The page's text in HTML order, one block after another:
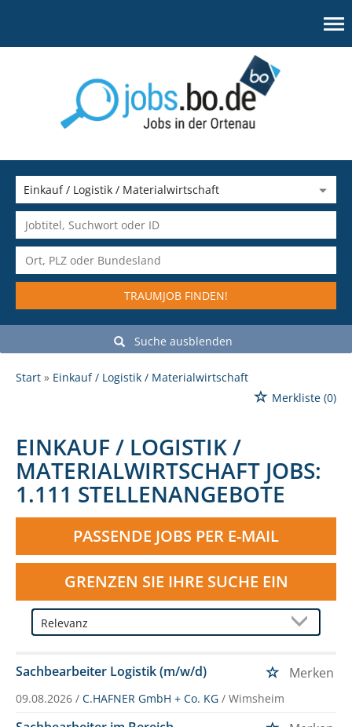
TRAUMJOB FINDEN!
Suche ausblenden
Start
Einkauf / Logistik / Materialwirtschaft
Merkliste (0)
EINKAUF / LOGISTIK /
MATERIALWIRTSCHAFT JOBS:
1.111 STELLENANGEBOTE
PASSENDE JOBS PER E-MAIL
GRENZEN SIE IHRE SUCHE EIN
Sachbearbeiter Logistik (m/w/d) Merken
09.08.2026 / C.HAFNER GmbH + Co. KG / Wimsheim